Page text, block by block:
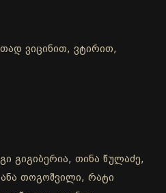
ვიცინით, ვტირით,
გიგიბერია, თინა წულაძე,
თოგოშვილი, რატი